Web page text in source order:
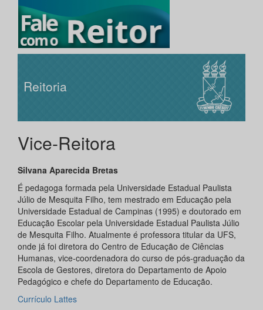
Reitoria
Vice-Reitora
Silvana Aparecida Bretas
É pedagoga formada pela Universidade Estadual Paulista
Júlio de Mesquita Filho, tem mestrado em Educação pela
Universidade Estadual de Campinas (1995) e doutorado em
Educação Escolar pela Universidade Estadual Paulista Júlio
de Mesquita Filho. Atualmente é professora titular da UFS,
onde já foi diretora do Centro de Educação de Ciências
Humanas, vice-coordenadora do curso de pós-graduação da
Escola de Gestores, diretora do Departamento de Apoio
Pedagógico e chefe do Departamento de Educação.
Currículo Lattes